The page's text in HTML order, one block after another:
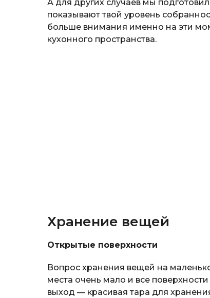
А для других случаев мы
показывают твой уровень
больше внимания именно на эти
кухонного пространства.
Хранение вещей
Открытые поверхности
Вопрос хранения вещей на
места очень мало и все
выход — красивая тара для